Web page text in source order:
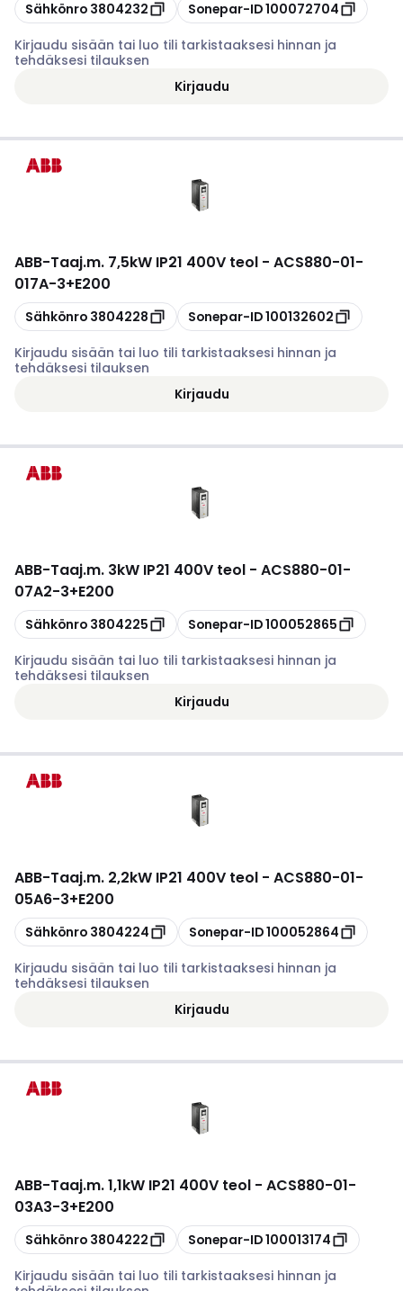
Kopioi
Sähkönro 3804232 Kopioi
Sonepar-ID100072704
Kirjaudu sisään tai luo tili tarkistaaksesi hinnan ja
tehdäksesi tilauksen
Kirjaudu
ABB-Taaj.m. 7,5kW IP21 400V teol - ACS880-01-
017A-3+E200
Kopioi
Sähkönro 3804228 Kopioi
Sonepar-ID100132602
Kirjaudu sisään tai luo tili tarkistaaksesi hinnan ja
tehdäksesi tilauksen
Kirjaudu
ABB-Taaj.m. 3kW IP21 400V teol - ACS880-01-
07A2-3+E200
Kopioi
Sähkönro 3804225 Kopioi
Sonepar-ID100052865
Kirjaudu sisään tai luo tili tarkistaaksesi hinnan ja
tehdäksesi tilauksen
Kirjaudu
ABB-Taaj.m. 2,2kW IP21 400V teol - ACS880-01-
05A6-3+E200
Kopioi
Sähkönro 3804224 Kopioi
Sonepar-ID100052864
Kirjaudu sisään tai luo tili tarkistaaksesi hinnan ja
tehdäksesi tilauksen
Kirjaudu
ABB-Taaj.m. 1,1kW IP21 400V teol - ACS880-01-
03A3-3+E200
Kopioi
Sähkönro 3804222 Kopioi
Sonepar-ID100013174
Kirjaudu sisään tai luo tili tarkistaaksesi hinnan ja